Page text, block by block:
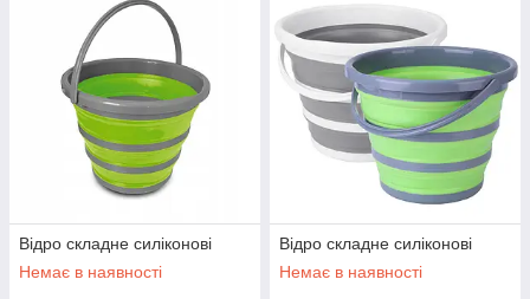
Відро складне силіконові
Немає в наявності
Відро складне силіконові
Немає в наявності